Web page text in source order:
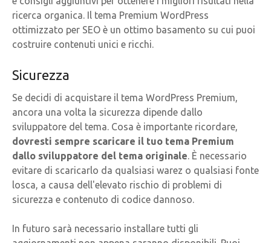
ricerca organica. Il tema Premium WordPress
ottimizzato per SEO è un ottimo basamento su cui puoi
costruire contenuti unici e ricchi.
Sicurezza
Se decidi di acquistare il tema WordPress Premium,
ancora una volta la sicurezza dipende dallo
sviluppatore del tema. Cosa è importante ricordare,
dovresti sempre scaricare il tuo tema Premium
dallo sviluppatore del tema originale. È necessario
evitare di scaricarlo da qualsiasi warez o qualsiasi fonte
losca, a causa dell'elevato rischio di problemi di
sicurezza e contenuto di codice dannoso.
In futuro sarà necessario installare tutti gli